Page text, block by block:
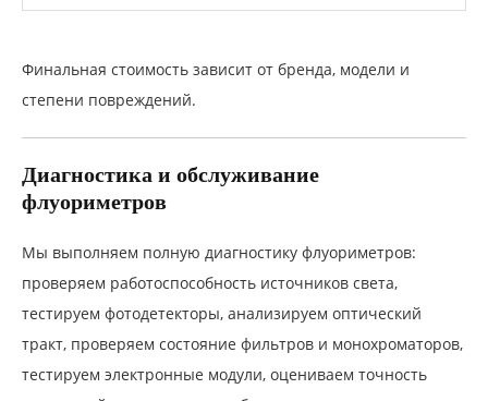
Финальная стоимость зависит от бренда, модели и
степени повреждений.
Диагностика и обслуживание
флуориметров
Мы выполняем полную диагностику флуориметров:
проверяем работоспособность источников света,
тестируем фотодетекторы, анализируем оптический
тракт, проверяем состояние фильтров и монохроматоров,
тестируем электронные модули, оцениваем точность